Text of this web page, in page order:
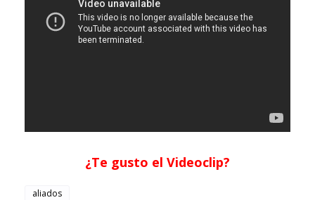
¿Te gusto el Videoclip?
aliados